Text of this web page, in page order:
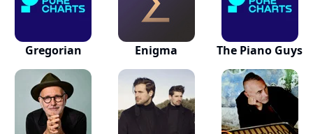
Gregorian Enigma The Piano Guys